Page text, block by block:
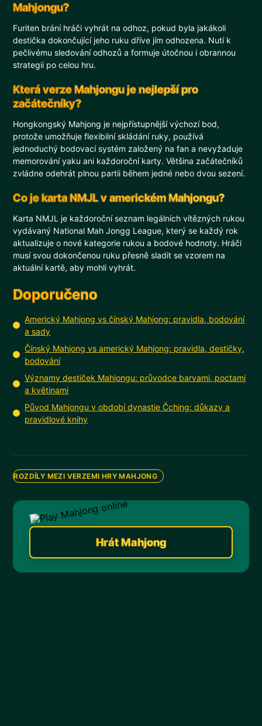
Mahjongu?
Furiten brání hráči vyhrát na odhoz, pokud byla jakákoli
destička dokončující jeho ruku dříve jím odhozena. Nutí k
pečlivému sledování odhozů a formuje útočnou i obrannou
strategii po celou hru.
Která verze Mahjongu je nejlepší pro
začátečníky?
Hongkongský Mahjong je nejpřístupnější výchozí bod,
protože umožňuje flexibilní skládání ruky, používá
jednoduchý bodovací systém založený na fan a nevyžaduje
memorování yaku ani každoroční karty. Většina začátečníků
zvládne odehrát plnou partii během jedné nebo dvou sezení.
Co je karta NMJL v americkém Mahjongu?
Karta NMJL je každoroční seznam legálních vítězných rukou
vydávaný National Mah Jongg League, který se každý rok
aktualizuje o nové kategorie rukou a bodové hodnoty. Hráči
musí svou dokončenou ruku přesně sladit se vzorem na
aktuální kartě, aby mohli vyhrát.
Doporučeno
Americký Mahjong vs čínský Mahjong: pravidla, bodování
a sady
Čínský Mahjong vs americký Mahjong: pravidla, destičky,
bodování
Významy destiček Mahjongu: průvodce barvami, poctami
a květinami
Původ Mahjongu v období dynastie Čching: důkazy a
pravidlové knihy
ROZDÍLY MEZI VERZEMI HRY MAHJONG
Hrát Mahjong